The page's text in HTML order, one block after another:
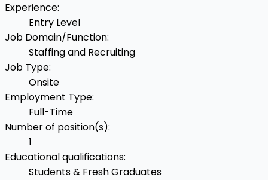
Experience:
Entry Level
Job Domain/Function:
Staffing and Recruiting
Job Type:
Onsite
Employment Type:
Full-Time
Number of position(s):
1
Educational qualifications:
Students & Fresh Graduates